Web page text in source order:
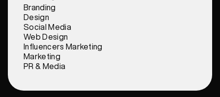
Branding
Design
Social Media
Web Design
Influencers Marketing
Marketing
PR & Media